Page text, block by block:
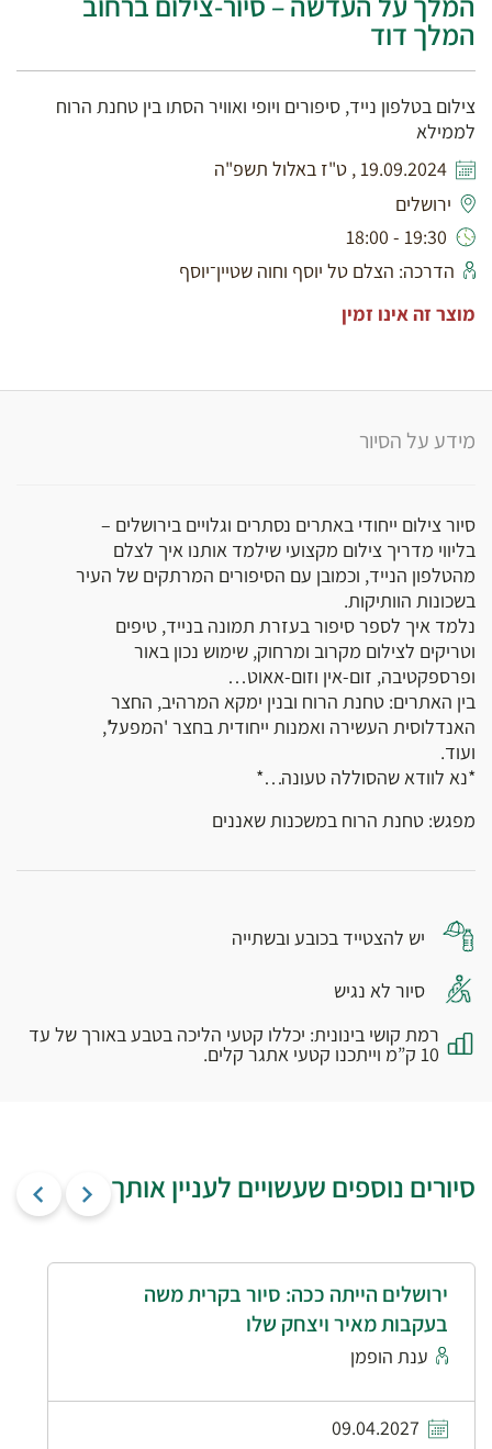
המלך דוד
צילום בטלפון נייד, סיפורים ויופי ואוויר הסתו בין טחנת הרוח
לממילא
19.09.2024 , ט"ז באלול תשפ"ה
ירושלים
19:30 - 18:00
הדרכה: הצלם טל יוסף וחוה שטיין־יוסף
מוצר זה אינו זמין
מידע על הסיור
סיור צילום ייחודי באתרים נסתרים וגלויים בירושלים –
בליווי מדריך צילום מקצועי שילמד אותנו איך לצלם
מהטלפון הנייד, וכמובן עם הסיפורים המרתקים של העיר
בשכונות הוותיקות.
נלמד איך לספר סיפור בעזרת תמונה בנייד, טיפים
וטריקים לצילום מקרוב ומרחוק, שימוש נכון באור
ופרספקטיבה, זום-אין וזום-אאוט…
בין האתרים: טחנת הרוח ובנין ימקא המרהיב, החצר
האנדלוסית העשירה ואמנות ייחודית בחצר 'המפעל',
ועוד.
*נא לוודא שהסוללה טעונה…*
מפגש: טחנת הרוח במשכנות שאננים
יש להצטייד בכובע ובשתייה
סיור לא נגיש
רמת קושי בינונית: יכללו קטעי הליכה בטבע באורך של עד
10 ק”מ וייתכנו קטעי אתגר קלים.
סיורים נוספים שעשויים לעניין אותך
ירושלים הייתה ככה: סיור בקרית משה
בעקבות מאיר ויצחק שלו
ענת הופמן
09.04.2027